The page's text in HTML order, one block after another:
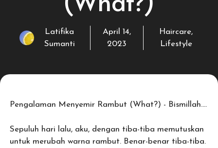
Latifika
Sumanti
April 14,
2023
Haircare,
Lifestyle
Pengalaman Menyemir Rambut (What?) - Bismillah….
Sepuluh hari lalu, aku, dengan tiba-tiba memutuskan
untuk merubah warna rambut. Benar-benar tiba-tiba.